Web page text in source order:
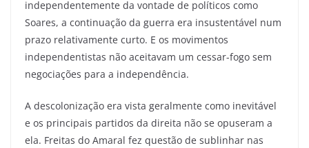
independentemente da vontade de políticos como
Soares, a continuação da guerra era insustentável num
prazo relativamente curto. E os movimentos
independentistas não aceitavam um cessar-fogo sem
negociações para a independência.
A descolonização era vista geralmente como inevitável
e os principais partidos da direita não se opuseram a
ela. Freitas do Amaral fez questão de sublinhar nas